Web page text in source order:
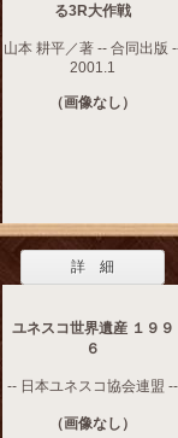
る3R大作戦
山本 耕平／著 -- 合同出版
2001.1
（画像なし）
詳 細
ユネスコ世界遺産 １９９
６
-- 日本ユネスコ協会連盟 --
（画像なし）